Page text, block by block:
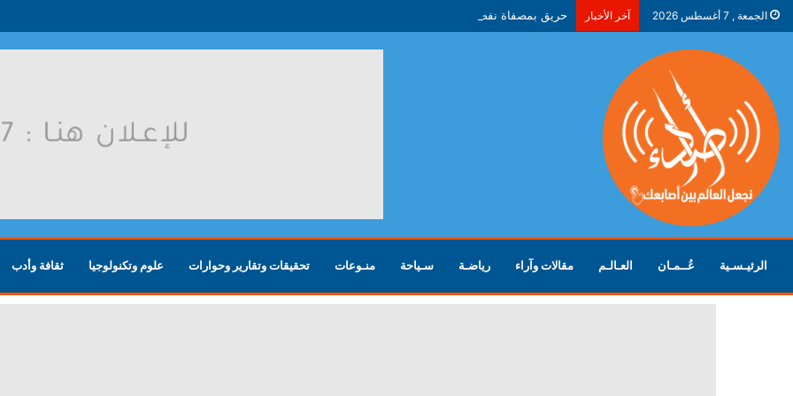
الجمعة , 7 أغسطس 2026 آخر الأخبار حريق بمصفاة نفط في ياروسلافل الروسية بعد هجوم أوكراني
الرئيـسـية عُــمـان العـالـم مقالات وآراء رياضـة سـياحة منـوعات تحقيقات وتقارير وحوارات علوم وتكنولوجيا ثقافة وأدب